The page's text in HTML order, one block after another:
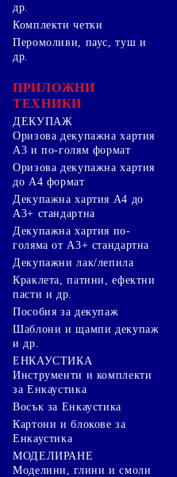
др.
Комплекти четки
Перомоливи, паус, туш и
др.
ПРИЛОЖНИ
ТЕХНИКИ
ДЕКУПАЖ
Оризова декупажна хартия
А3 и по-голям формат
Оризова декупажна хартия
до А4 формат
Декупажна хартия А4 до
А3+ стандартна
Декупажна хартия по-
голяма от А3+ стандартна
Декупажни лак/лепила
Краклета, патини, ефектни
пасти и др.
Пособия за декупаж
Шаблони и щампи декупаж
и др.
ЕНКАУСТИКА
Инструменти и комплекти
за Енкаустика
Восък за Енкаустика
Картони и блокове за
Енкаустика
МОДЕЛИРАНЕ
Моделини, глини и смоли